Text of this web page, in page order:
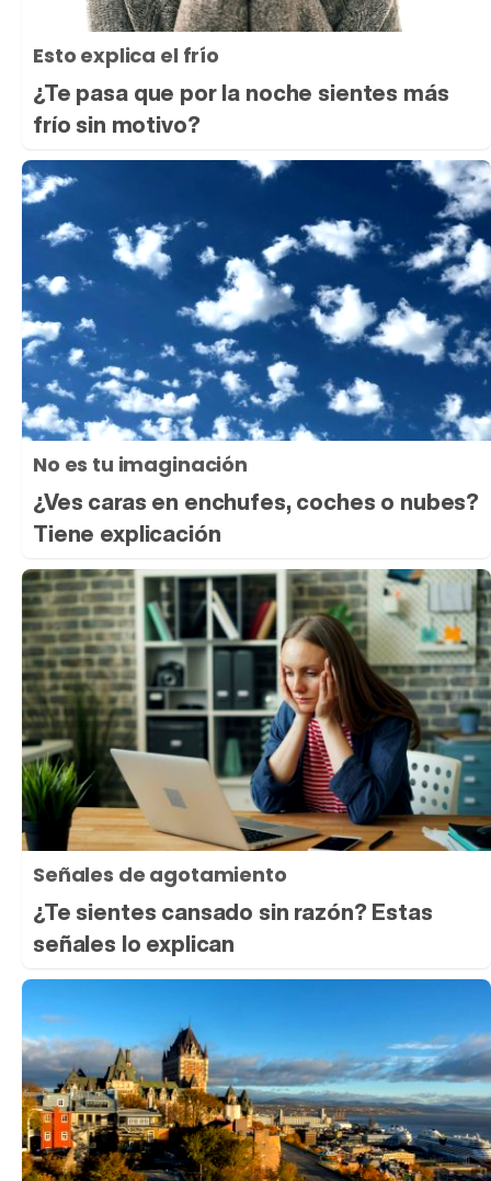
Esto explica el frío
¿Te pasa que por la noche sientes más
frío sin motivo?
No es tu imaginación
¿Ves caras en enchufes, coches o nubes?
Tiene explicación
Señales de agotamiento
¿Te sientes cansado sin razón? Estas
señales lo explican